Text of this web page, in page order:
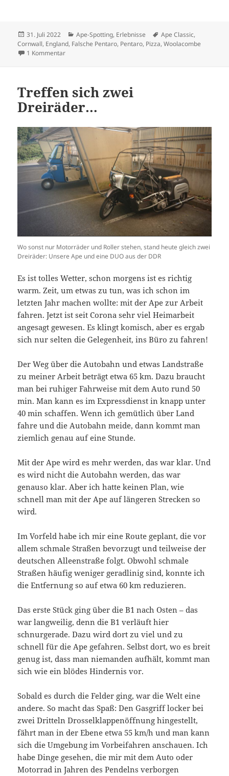
Veröffentlicht
am
31. Juli 2022 Kategorien
Ape-Spotting, Erlebnisse Schlagwörter
Ape Classic,
Cornwall, England, Falsche Pentaro, Pentaro, Pizza,Woolacombe
1 Kommentarzu Das falsche Land für falsche Pentaros
Treffen sich zwei
Dreiräder…
Wo sonst nur Motorräder und Roller stehen, stand heute gleich zwei
Dreiräder: Unsere Ape und eine DUO aus der DDR
Es ist tolles Wetter, schon morgens ist es richtig
warm. Zeit, um etwas zu tun, was ich schon im
letzten Jahr machen wollte: mit der Ape zur Arbeit
fahren. Jetzt ist seit Corona sehr viel Heimarbeit
angesagt gewesen. Es klingt komisch, aber es ergab
sich nur selten die Gelegenheit, ins Büro zu fahren!
Der Weg über die Autobahn und etwas Landstraße
zu meiner Arbeit beträgt etwa 65 km. Dazu braucht
man bei ruhiger Fahrweise mit dem Auto rund 50
min. Man kann es im Expressdienst in knapp unter
40 min schaffen. Wenn ich gemütlich über Land
fahre und die Autobahn meide, dann kommt man
ziemlich genau auf eine Stunde.
Mit der Ape wird es mehr werden, das war klar. Und
es wird nicht die Autobahn werden, das war
genauso klar. Aber ich hatte keinen Plan, wie
schnell man mit der Ape auf längeren Strecken so
wird.
Im Vorfeld habe ich mir eine Route geplant, die vor
allem schmale Straßen bevorzugt und teilweise der
deutschen Alleenstraße folgt. Obwohl schmale
Straßen häufig weniger geradlinig sind, konnte ich
die Entfernung so auf etwa 60 km reduzieren.
Das erste Stück ging über die B1 nach Osten – das
war langweilig, denn die B1 verläuft hier
schnurgerade. Dazu wird dort zu viel und zu
schnell für die Ape gefahren. Selbst dort, wo es breit
genug ist, dass man niemanden aufhält, kommt man
sich wie ein blödes Hindernis vor.
Sobald es durch die Felder ging, war die Welt eine
andere. So macht das Spaß: Den Gasgriff locker bei
zwei Dritteln Drosselklappenöffnung hingestellt,
fährt man in der Ebene etwa 55 km/h und man kann
sich die Umgebung im Vorbeifahren anschauen. Ich
habe Dinge gesehen, die mir mit dem Auto oder
Motorrad in Jahren des Pendelns verborgen